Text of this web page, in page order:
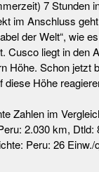
7 Stunden
im Anschluss
der Welt“, wie
Cusco liegt in den
Höhe. Schon jetzt
diese Höhe
Zahlen im
2.030 km, Dtld:
Peru: 26